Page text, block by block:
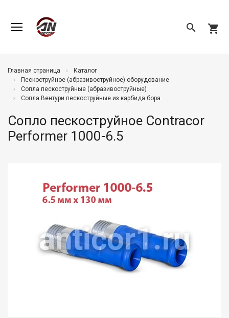
search shopping_cart
Главная страница
Каталог
Пескоструйное (абразивоструйное) оборудование
Сопла пескоструйные (абразивоструйные)
Сопла Вентури пескоструйные из карбида бора
Сопло пескоструйное Contracor
Performer 1000-6.5